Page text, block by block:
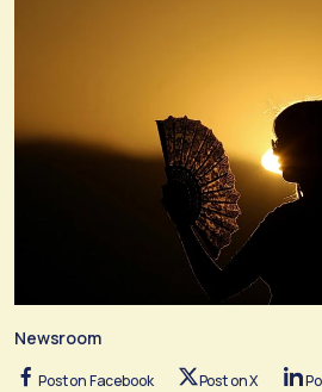
Newsroom
Post on Facebook Post on X